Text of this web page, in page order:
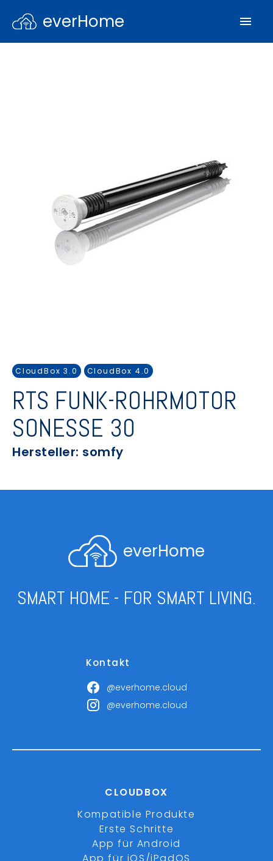
everHome
CloudBox 3.0 CloudBox 4.0
RTS FUNK-ROHRMOTOR
SONESSE 30
Hersteller: somfy
everHome
SMART HOME - FOR SMART LIVING.
Kontakt
@everhome.cloud
@everhome.cloud
CLOUDBOX
Kompatible Produkte
Erste Schritte
App für Android